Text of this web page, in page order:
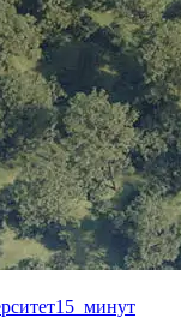
15 минут